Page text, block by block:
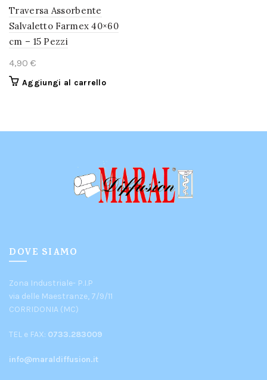
del
prodotto
Traversa Assorbente
Salvaletto Farmex 40×60
cm – 15 Pezzi
€
Aggiungi al carrello
DOVE SIAMO
Zona Industriale- P.I.P
via delle Maestranze, 7/9/11
CORRIDONIA (MC)
TEL e FAX: 0733.283009
info@maraldiffusion.it